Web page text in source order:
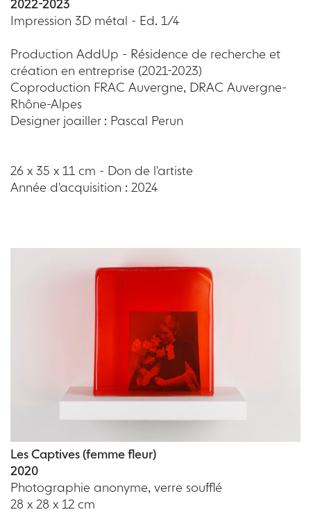
2022-2023
Impression 3D métal - Ed. 1/4
Production AddUp - Résidence de recherche et
création en entreprise (2021-2023)
Coproduction FRAC Auvergne, DRAC Auvergne-
Rhône-Alpes
Designer joailler : Pascal Perun
26 x 35 x 11 cm - Don de l'artiste
Année d'acquisition : 2024
Les Captives (femme fleur)
2020
Photographie anonyme, verre soufflé
28 x 28 x 12 cm